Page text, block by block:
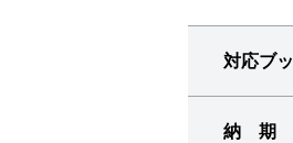
対応ブ
納 期